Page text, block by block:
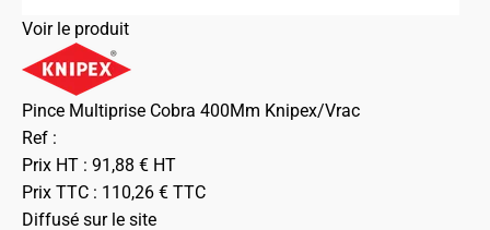
Voir le produit
Pince Multiprise Cobra 400Mm Knipex/Vrac
Ref :
Prix HT : 91,88 € HT
Prix TTC : 110,26 € TTC
Diffusé sur le site